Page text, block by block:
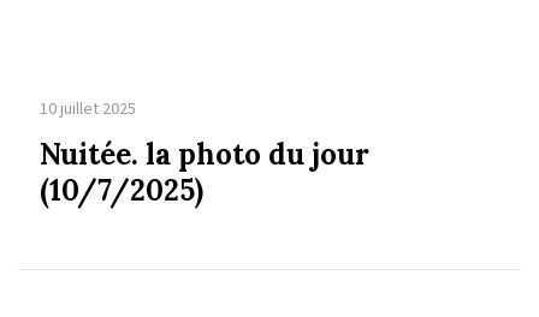
10 juillet 2025
Nuitée. la photo du jour
(10/7/2025)